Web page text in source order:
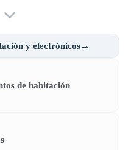
y electrónicos→
de habitación